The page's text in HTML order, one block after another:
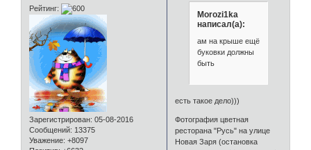
Рейтинг:
Зарегистрирован: 05-08-2016
Сообщений: 13375
Уважение: +8097
Morozi1ka
написал(а):
ам на крыше ещё
буковки должны
быть
есть такое дело)))
Фотография цветная
ресторана "Русь" на улице
Новая Заря (остановка